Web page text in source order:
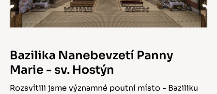
Bazilika Nanebevzetí Panny
Marie - sv. Hostýn
Rozsvítili jsme významné poutní místo - Baziliku